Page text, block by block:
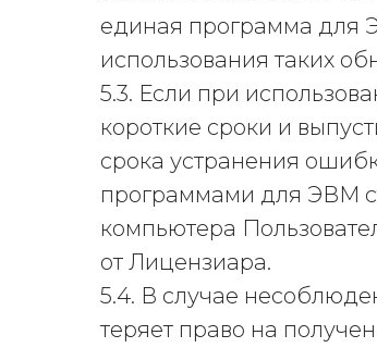
единая программа для
использования таких
5.3. Если при
короткие сроки и
срока устранения
программами для ЭВМ
компьютера
от Лицензиара.
5.4. В случае
теряет право на